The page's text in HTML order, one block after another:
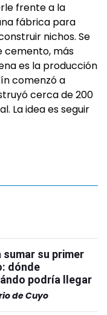
frente a la
fábrica para
nichos. Se
cemento, más
es la producción
comenzó a
cerca de 200
La idea es seguir
sumar su primer
dónde
podría llegar
de Cuyo